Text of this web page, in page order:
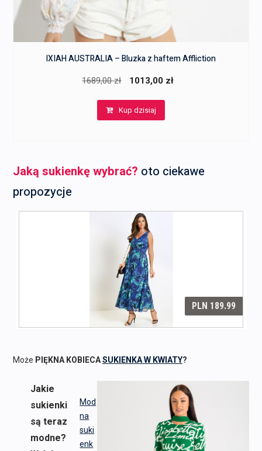
IXIAH AUSTRALIA – Bluzka z haftem Affliction
1689,00zł
Pierwotna
wynosiła:
1013,00 zł
Kup dzisiaj
Jaką sukienkę wybrać? oto ciekawe
propozycje
Może PIĘKNA KOBIECASUKIENKA W KWIATY?
Mod
na
suki
enk
Jakie
sukienki
są teraz
modne?